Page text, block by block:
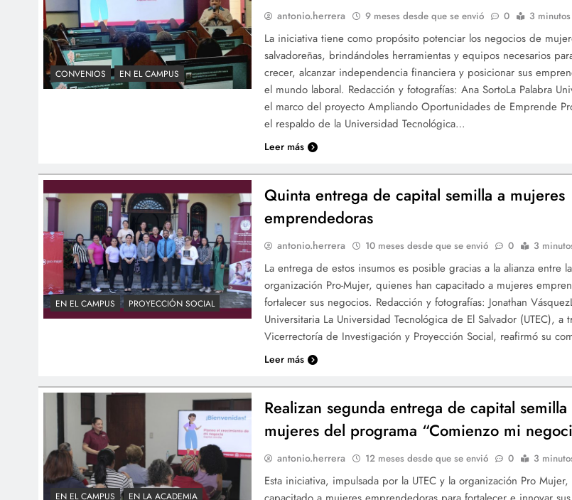
CONVENIOS EN EL CAMPUS
antonio.herrera 9 meses desde que se envió 0 3 minutos
La iniciativa tiene como propósito potenciar los negocios de
salvadoreñas, brindándoles herramientas y equipos necesarios
crecer, alcanzar independencia financiera y posicionar sus
el mundo laboral. Redacción y fotografías: Ana SortoLa Palabra
el marco del proyecto Ampliando Oportunidades de Emprende
el respaldo de la Universidad Tecnológica…
Leer más
EN EL CAMPUS PROYECCIÓN SOCIAL
Quinta entrega de capital semilla a mujeres
emprendedoras
antonio.herrera 10 meses desde que se envió 0 3
La entrega de estos insumos es posible gracias a la alianza entre
organización Pro-Mujer, quienes han capacitado a mujeres
fortalecer sus negocios. Redacción y fotografías: Jonathan
Universitaria La Universidad Tecnológica de El Salvador (UTEC), a
Vicerrectoría de Investigación y Proyección Social, reafirmó su
Leer más
EN EL CAMPUS
EN LA ACADEMIA
Realizan segunda entrega de capital semilla
mujeres del programa “Comienzo mi
antonio.herrera 12 meses desde que se envió 0 3
Esta iniciativa, impulsada por la UTEC y la organización Pro Mujer,